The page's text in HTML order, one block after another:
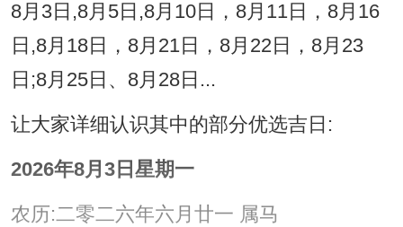
8月3日,8月5日,8月10日，8月11日，8月16
日,8月18日，8月21日，8月22日，8月23
日;8月25日、8月28日...
让大家详细认识其中的部分优选吉日:
2026年8月3日星期一
农历:二零二六年六月廿一 属马